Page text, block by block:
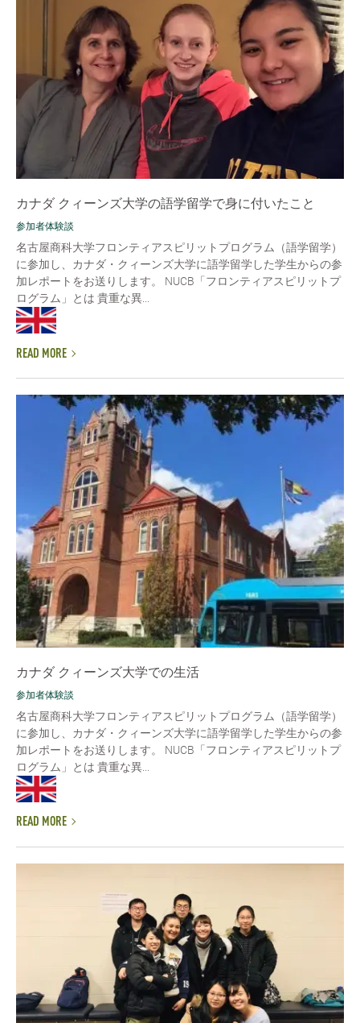
カナダ クィーンズ大学の語学留学で身に付いたこと
参加者体験談
名古屋商科大学フロンティアスピリットプログラム（語学留学）
に参加し、カナダ・クィーンズ大学に語学留学した学生からの参
加レポートをお送りします。 NUCB「フロンティアスピリットプ
ログラム」とは 貴重な異...
READ MORE
カナダ クィーンズ大学での生活
参加者体験談
名古屋商科大学フロンティアスピリットプログラム（語学留学）
に参加し、カナダ・クィーンズ大学に語学留学した学生からの参
加レポートをお送りします。 NUCB「フロンティアスピリットプ
ログラム」とは 貴重な異...
READ MORE